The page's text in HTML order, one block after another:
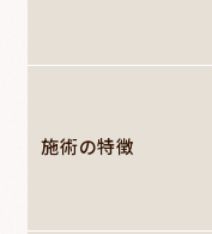
施術の特徴